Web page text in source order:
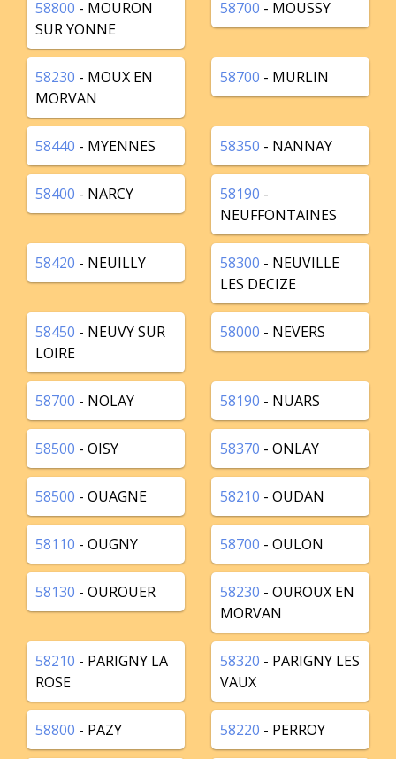
58800 - MOURON
SUR YONNE
58700 - MOUSSY
58230 - MOUX EN
MORVAN
58700 - MURLIN
58440 - MYENNES 58350 - NANNAY
58400 - NARCY 58190 -
NEUFFONTAINES
58420 - NEUILLY 58300 - NEUVILLE
LES DECIZE
58450 - NEUVY SUR
LOIRE
58000 - NEVERS
58700 - NOLAY 58190 - NUARS
58500 - OISY 58370 - ONLAY
58500 - OUAGNE 58210 - OUDAN
58110 - OUGNY 58700 - OULON
58130 - OUROUER 58230 - OUROUX EN
MORVAN
58210 - PARIGNY LA
ROSE
58320 - PARIGNY LES
VAUX
58800 - PAZY 58220 - PERROY